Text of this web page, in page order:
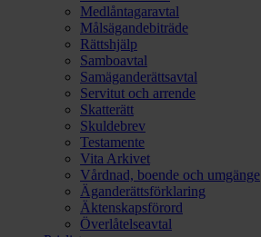
Medlåntagaravtal
Målsägandebiträde
Rättshjälp
Samboavtal
Samäganderättsavtal
Servitut och arrende
Skatterätt
Skuldebrev
Testamente
Vita Arkivet
Vårdnad, boende och umgänge
Äganderättsförklaring
Äktenskapsförord
Överlåtelseavtal